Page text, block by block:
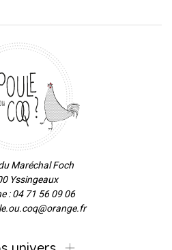
Maréchal Foch
Yssingeaux
: 04 71 56 09 06